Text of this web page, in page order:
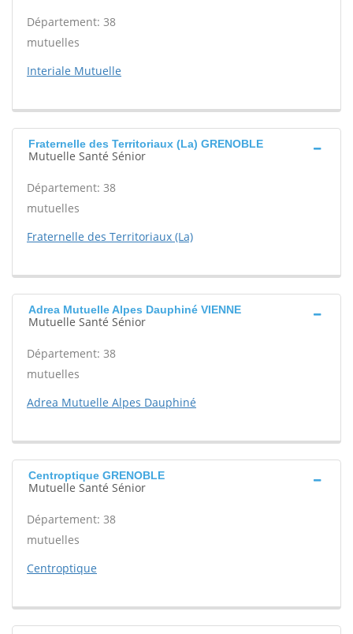
Département: 38
mutuelles
Interiale Mutuelle
Fraternelle des Territoriaux (La) GRENOBLE
Mutuelle Santé Sénior
Département: 38
mutuelles
Fraternelle des Territoriaux (La)
Adrea Mutuelle Alpes Dauphiné VIENNE
Mutuelle Santé Sénior
Département: 38
mutuelles
Adrea Mutuelle Alpes Dauphiné
Centroptique GRENOBLE
Mutuelle Santé Sénior
Département: 38
mutuelles
Centroptique